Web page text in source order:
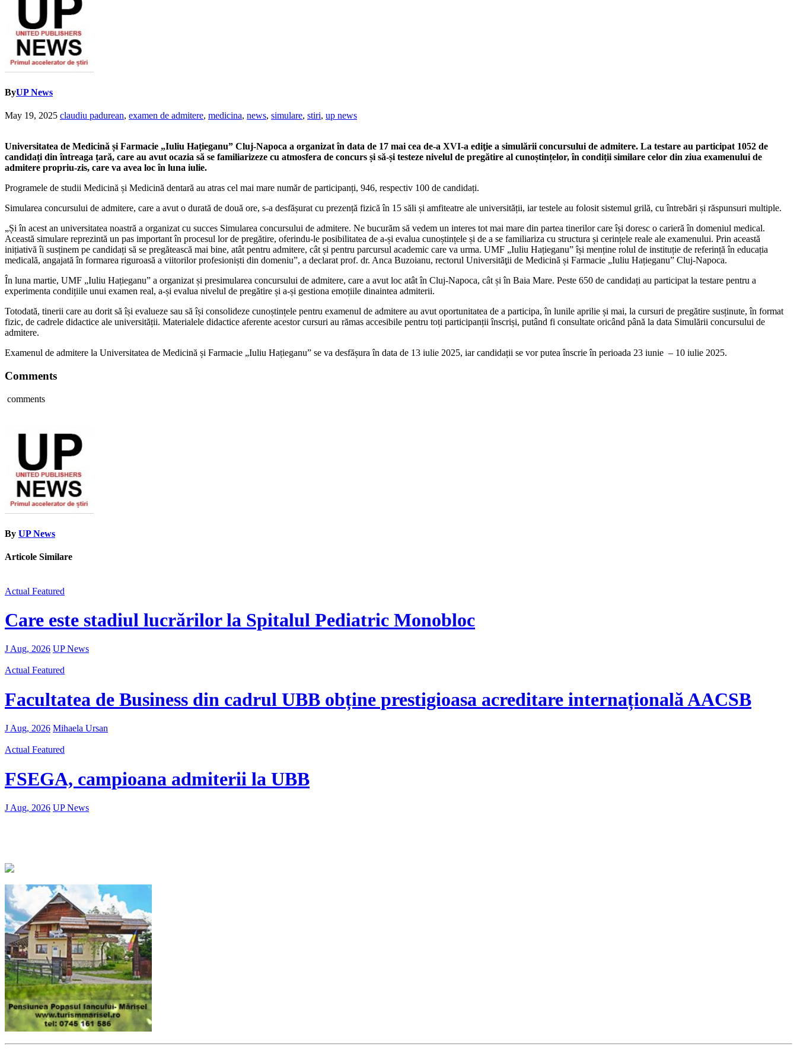
ByUP News
May 19, 2025 claudiu padurean, examen de admitere, medicina, news, simulare, stiri, up news
Universitatea de Medicină și Farmacie „Iuliu Hațieganu” Cluj-Napoca a organizat în data de 17 mai cea de-a XVI-a ediţie a simulării concursului de admitere. La testare au participat 1052 de
candidați din întreaga țară, care au avut ocazia să se familiarizeze cu atmosfera de concurs și să-și testeze nivelul de pregătire al cunoștințelor, în condiții similare celor din ziua examenului de
admitere propriu-zis, care va avea loc în luna iulie.
Programele de studii Medicină și Medicină dentară au atras cel mai mare număr de participanți, 946, respectiv 100 de candidați.
Simularea concursului de admitere, care a avut o durată de două ore, s-a desfășurat cu prezență fizică în 15 săli și amfiteatre ale universității, iar testele au folosit sistemul grilă, cu întrebări și răspunsuri multiple.
„Și în acest an universitatea noastră a organizat cu succes Simularea concursului de admitere. Ne bucurăm să vedem un interes tot mai mare din partea tinerilor care își doresc o carieră în domeniul medical.
Această simulare reprezintă un pas important în procesul lor de pregătire, oferindu-le posibilitatea de a-și evalua cunoștințele și de a se familiariza cu structura și cerințele reale ale examenului. Prin această
inițiativă îi susținem pe candidați să se pregătească mai bine, atât pentru admitere, cât și pentru parcursul academic care va urma. UMF „Iuliu Hațieganu” își menține rolul de instituție de referință în educația
medicală, angajată în formarea riguroasă a viitorilor profesioniști din domeniu”, a declarat prof. dr. Anca Buzoianu, rectorul Universităţii de Medicină și Farmacie „Iuliu Hațieganu” Cluj-Napoca.
În luna martie, UMF „Iuliu Hațieganu” a organizat și presimularea concursului de admitere, care a avut loc atât în Cluj-Napoca, cât și în Baia Mare. Peste 650 de candidați au participat la testare pentru a
experimenta condițiile unui examen real, a-și evalua nivelul de pregătire și a-și gestiona emoțiile dinaintea admiterii.
Totodată, tinerii care au dorit să își evalueze sau să își consolideze cunoștințele pentru examenul de admitere au avut oportunitatea de a participa, în lunile aprilie și mai, la cursuri de pregătire susținute, în format
fizic, de cadrele didactice ale universității. Materialele didactice aferente acestor cursuri au rămas accesibile pentru toți participanții înscriși, putând fi consultate oricând până la data Simulării concursului de
admitere.
Examenul de admitere la Universitatea de Medicină și Farmacie „Iuliu Hațieganu” se va desfășura în data de 13 iulie 2025, iar candidații se vor putea înscrie în perioada 23 iunie – 10 iulie 2025.
Comments
comments
By UP News
Articole Similare
Actual Featured
Care este stadiul lucrărilor la Spitalul Pediatric Monobloc
J Aug, 2026 UP News
Actual Featured
Facultatea de Business din cadrul UBB obține prestigioasa acreditare internațională AACSB
J Aug, 2026 Mihaela Ursan
Actual Featured
FSEGA, campioana admiterii la UBB
J Aug, 2026 UP News